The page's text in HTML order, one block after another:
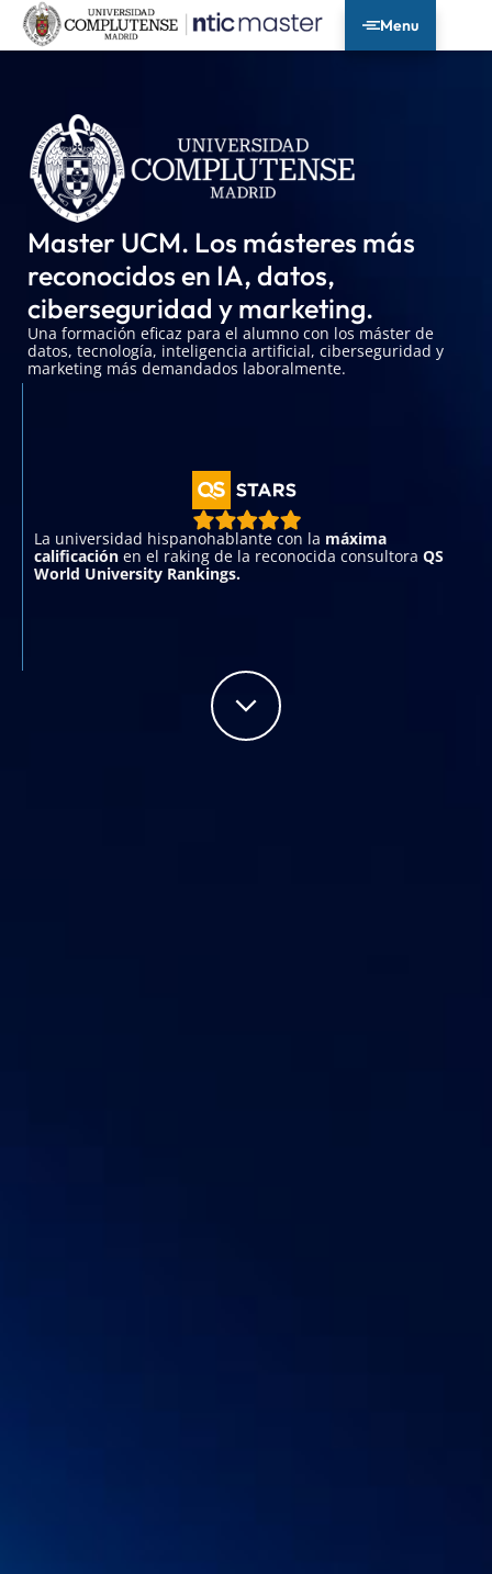
Menu
Master UCM. Los másteres más
reconocidos en IA, datos,
ciberseguridad y marketing.
Una formación eficaz para el alumno con los máster de
datos, tecnología, inteligencia artificial, ciberseguridad y
marketing más demandados laboralmente.
La universidad hispanohablante con la máxima
calificación en el raking de la reconocida consultora QS
World University Rankings.